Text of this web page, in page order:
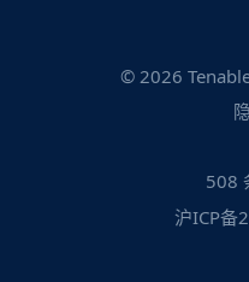
© 2026
508
沪ICP备